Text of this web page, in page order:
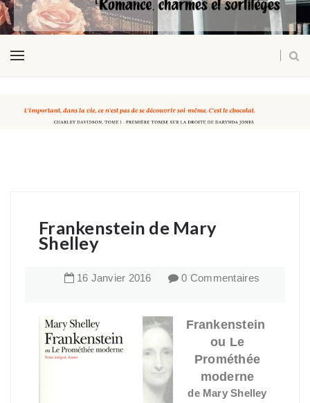
Frankenstein de Mary
Shelley
16 Janvier 2016 0 Commentaires
Frankenstein
ou Le
Prométhée
moderne
de Mary Shelley